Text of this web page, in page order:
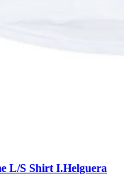
L/S Shirt I.Helguera